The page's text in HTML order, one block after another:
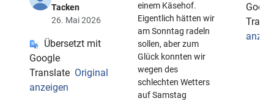
Tacken
26. Mai 2026
Übersetzt mit
Google
Translate Original
anzeigen
einem Käsehof.
Eigentlich hätten wir
am Sonntag radeln
sollen, aber zum
Glück konnten wir
wegen des
schlechten Wetters
auf Samstag